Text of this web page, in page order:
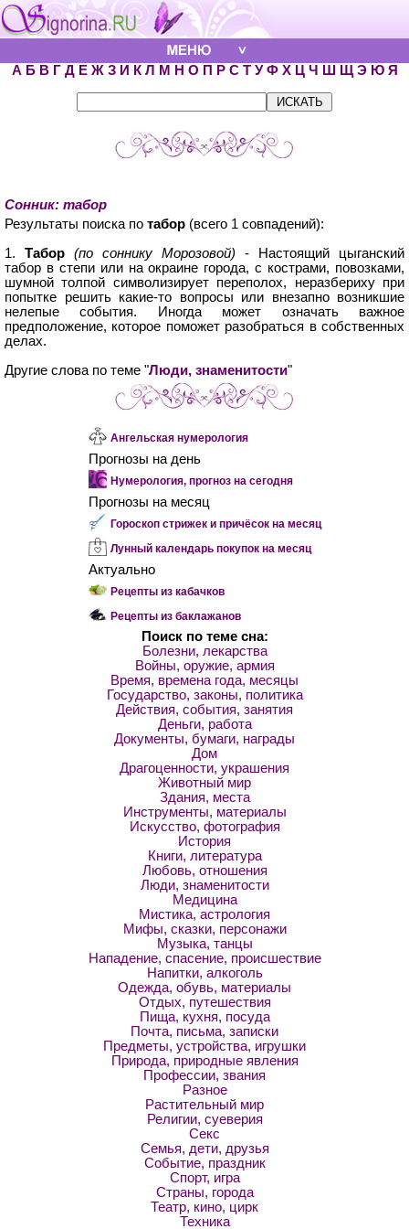
А Б В Г Д Е Ж З И К Л М Н О П Р С Т У Ф Х Ц Ч Ш Щ Э Ю Я
Сонник: табор
Результаты поиска по табор (всего 1 совпадений):
1. Табор (по соннику Морозовой) - Настоящий цыганский
табор в степи или на окраине города, с кострами, повозками,
шумной толпой символизирует переполох, неразбериху при
попытке решить какие-то вопросы или внезапно возникшие
нелепые события. Иногда может означать важное
предположение, которое поможет разобраться в собственных
делах.
Другие слова по теме "Люди, знаменитости"
Ангельская нумерология
Прогнозы на день
Нумерология, прогноз на сегодня
Прогнозы на месяц
Гороскоп стрижек и причёсок на месяц
Лунный календарь покупок на месяц
Актуально
Рецепты из кабачков
Рецепты из баклажанов
Поиск по теме сна:
Болезни, лекарства
Войны, оружие, армия
Время, времена года, месяцы
Государство, законы, политика
Действия, события, занятия
Деньги, работа
Документы, бумаги, награды
Дом
Драгоценности, украшения
Животный мир
Здания, места
Инструменты, материалы
Искусство, фотография
История
Книги, литература
Любовь, отношения
Люди, знаменитости
Медицина
Мистика, астрология
Мифы, сказки, персонажи
Музыка, танцы
Нападение, спасение, происшествие
Напитки, алкоголь
Одежда, обувь, материалы
Отдых, путешествия
Пища, кухня, посуда
Почта, письма, записки
Предметы, устройства, игрушки
Природа, природные явления
Профессии, звания
Разное
Растительный мир
Религии, суеверия
Секс
Семья, дети, друзья
Событие, праздник
Спорт, игра
Страны, города
Театр, кино, цирк
Техника